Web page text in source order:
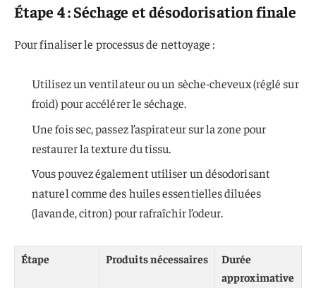
Étape 4 : Séchage et désodorisation finale
Pour finaliser le processus de nettoyage :
Utilisez un ventilateur ou un sèche-cheveux (réglé sur
froid) pour accélérer le séchage.
Une fois sec, passez l’aspirateur sur la zone pour
restaurer la texture du tissu.
Vous pouvez également utiliser un désodorisant
naturel comme des huiles essentielles diluées
(lavande, citron) pour rafraîchir l’odeur.
Étape Produits nécessaires
Durée
approximative